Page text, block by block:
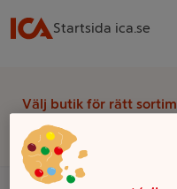
Startsida ica.se
Välj butik för rätt